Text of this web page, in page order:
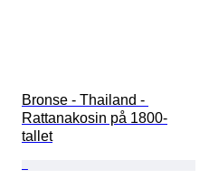
Bronse - Thailand -
Rattanakosin på 1800-
tallet